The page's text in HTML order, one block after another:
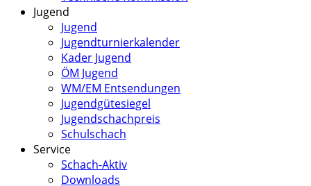
Jugend
Jugend
Jugendturnierkalender
Kader Jugend
ÖM Jugend
WM/EM Entsendungen
Jugendgütesiegel
Jugendschachpreis
Schulschach
Service
Schach-Aktiv
Downloads